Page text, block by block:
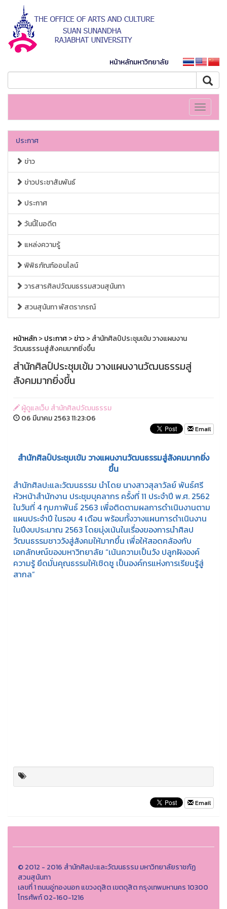
หน้าหลักมหาวิทยาลัย
Toggle
ประกาศ
ข่าว
ข่าวประชาสัมพันธ์
ประกาศ
วันนี้ในอดีต
แหล่งความรู้
พิพิธภัณฑ์ออนไลน์
วารสารศิลปวัฒนธรรมสวนสุนันทา
สวนสุนันทา พัสตราภรณ์
หน้าหลัก>ประกาศ>ข่าว> สำนักศิลป์ประชุมเข้ม วางแผนงาน
วัฒนธรรมสู่สังคมมากยิ่งขึ้น
สำนักศิลป์ประชุมเข้ม วางแผนงานวัฒนธรรมสู่
สังคมมากยิ่งขึ้น
ผู้ดูแลเว็บ สำนักศิลปวัฒนธรรม
06 มีนาคม 2563 11:23:06
Email
สำนักศิลป์ประชุมเข้ม วางแผนงานวัฒนธรรมสู่สังคมมากยิ่ง
ขึ้น
สำนักศิลปะและวัฒนธรรม นำโดย นางสาวสุลาวัลย์ พันธ์ศรี
หัวหน้าสำนักงาน ประชุมบุคลากร ครั้งที่ 11 ประจำปี พ.ศ. 2562
ในวันที่ 4 กุมภาพันธ์ 2563 เพื่อติดตามผลการดำเนินงานตาม
แผนประจำปี ในรอบ 4 เดือน พร้อมทั้งวางแผนการดำเนินงาน
ในปีงบประมาณ 2563 โดยมุ่งเน้นในเรื่องของการนำศิลป
วัฒนธรรมชาววังสู่สังคมให้มากขึ้น เพื่อให้สอดคล้องกับ
เอกลักษณ์ของมหาวิทยาลัย “เน้นความเป็นวัง ปลูกฝังองค์
ความรู้ ยึดมั่นคุณธรรมให้เชิดชู เป็นองค์กรแห่งการเรียนรู้สู่
สากล”
Email
© 2012 - 2016 สำนักศิลปะและวัฒนธรรม มหาวิทยาลัยราชภัฏ
สวนสุนันทา
เลขที่ 1 ถนนอู่ทองนอก แขวงดุสิต เขตดุสิต กรุงเทพมหานคร 10300
โทรศัพท์ 02-160-1216